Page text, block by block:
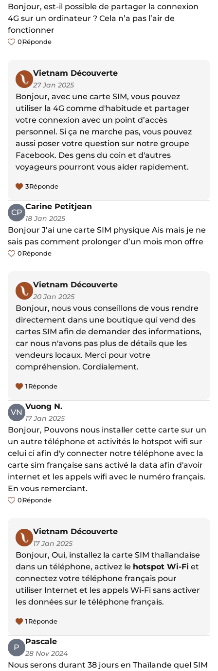
Bonjour, est-il possible de partager la connexion
4G sur un ordinateur ? Cela n’a pas l’air de
fonctionner
0 Réponde
Vietnam Découverte
27 Jan 2025
Bonjour, avec une carte SIM, vous pouvez
utiliser la 4G comme d'habitude et partager
votre connexion avec un point d’accès
personnel. Si ça ne marche pas, vous pouvez
aussi poser votre question sur notre groupe
Facebook. Des gens du coin et d'autres
voyageurs pourront vous aider rapidement.
3Réponde
CP
Carine Petitjean
18 Jan 2025
Bonjour J’ai une carte SIM physique Ais mais je ne
sais pas comment prolonger d’un mois mon offre
0 Réponde
Vietnam Découverte
20 Jan 2025
Bonjour, nous vous conseillons de vous rendre
directement dans une boutique qui vend des
cartes SIM afin de demander des informations,
car nous n'avons pas plus de détails que les
vendeurs locaux. Merci pour votre
compréhension. Cordialement.
1 Réponde
VN
Vuong N.
17 Jan 2025
Bonjour, Pouvons nous installer cette carte sur un
un autre téléphone et activités le hotspot wifi sur
celui ci afin d'y connecter notre téléphone avec la
carte sim française sans activé la data afin d'avoir
internet et les appels wifi avec le numéro français.
En vous remerciant.
0 Réponde
Vietnam Découverte
17 Jan 2025
Bonjour, Oui, installez la carte SIM thaïlandaise
dans un téléphone, activez le hotspot Wi-Fi et
connectez votre téléphone français pour
utiliser Internet et les appels Wi-Fi sans activer
les données sur le téléphone français.
1 Réponde
P
Pascale
28 Nov 2024
Nous serons durant 38 jours en Thaïlande quel SIM